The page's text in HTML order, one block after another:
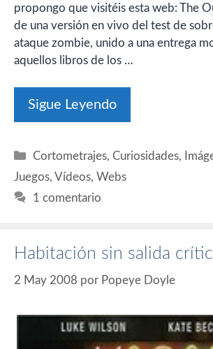
propongo que visitéis esta web: The
de una versión en vivo del test de
ataque zombie, unido a una entrega
aquellos libros de los …
Sigue Leyendo
Categorías
Cortometrajes,Curiosidades,
Juegos, Vídeos, Webs
1 comentario
Habitación sin salida
2 May 2008 por Popeye Doyle